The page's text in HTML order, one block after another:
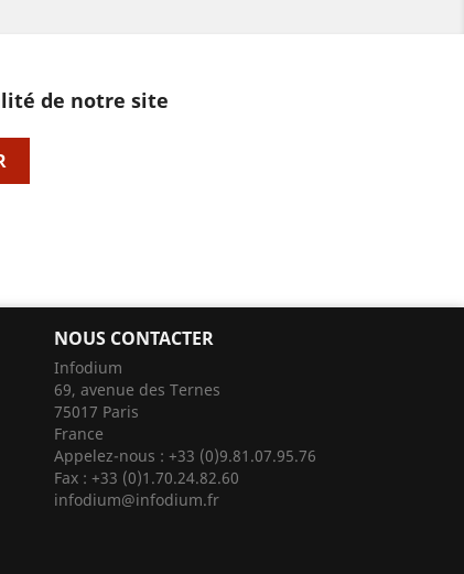
de notre site
NOUS CONTACTER
Infodium
69, avenue des Ternes
75017 Paris
France
Appelez-nous : +33 (0)9.81.07.95.76
Fax : +33 (0)1.70.24.82.60
infodium@infodium.fr